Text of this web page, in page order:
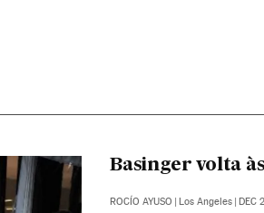
Basinger volta
ROCÍO AYUSO | Los Angeles | DEC